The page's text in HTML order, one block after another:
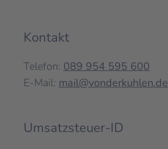
Kontakt
Telefon: 089 954 595 600
E-Mail: mail@vonderkuhlen.de
Umsatzsteuer-ID